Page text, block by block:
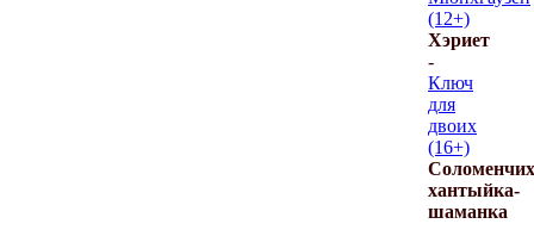
(12+)
Хэриет
-
Ключ
для
двоих
(16+)
хантыйка-
шаманка